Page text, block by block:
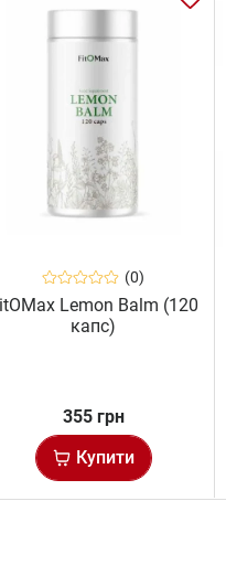
(0)
Lemon Balm (120
капс)
355 грн
Купити